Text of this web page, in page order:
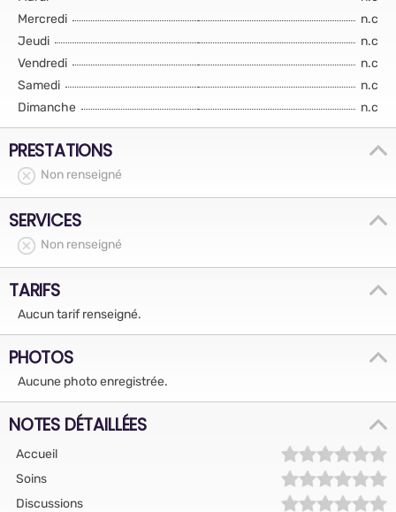
Mercredi
n.c
Jeudi
n.c
Vendredi
n.c
Samedi
n.c
Dimanche
n.c
PRESTATIONS
Non renseigné
SERVICES
Non renseigné
TARIFS
Aucun tarif renseigné.
PHOTOS
Aucune photo enregistrée.
NOTES DÉTAILLÉES
Accueil
Soins
Discussions